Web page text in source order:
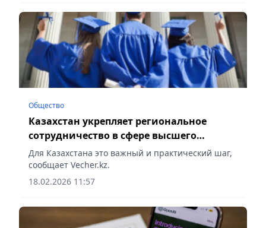
Общество
Казахстан укрепляет региональное
сотрудничество в сфере высшего
образования посредством ратификации
Токийской конвенции
Для Казахстана это важный и практический шаг,
сообщает Vecher.kz.
18.02.2026 11:57